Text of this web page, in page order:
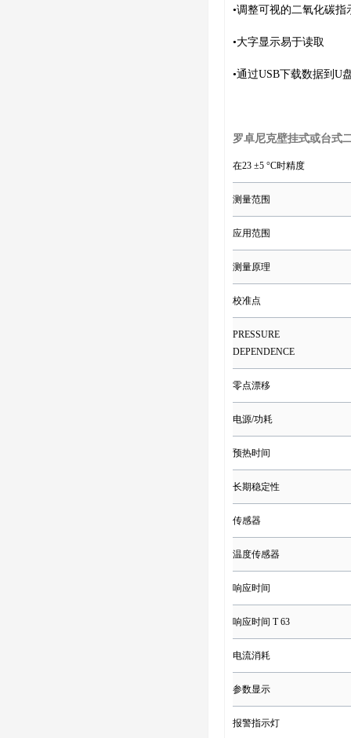
•调整可视的二氧化碳指
•大字显示易于读取
•通过USB下载数据到U
罗卓尼克壁挂式或台式
在23 ±5 °C时精度
测量范围
应用范围
测量原理
校准点
PRESSURE
DEPENDENCE
零点漂移
电源/功耗
预热时间
长期稳定性
传感器
温度传感器
响应时间
响应时间 T 63
电流消耗
参数显示
报警指示灯